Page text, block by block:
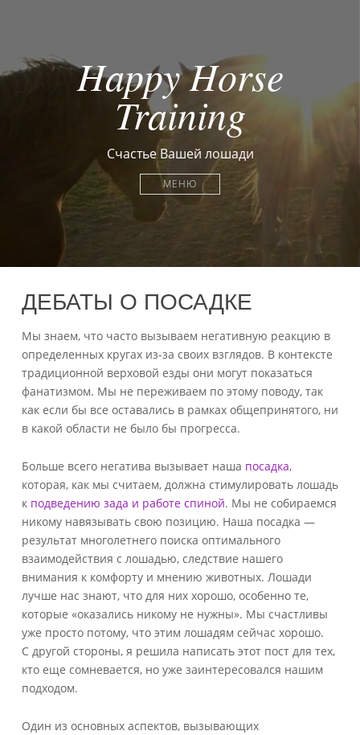
Happy Horse
Training
Счастье Вашей лошади
МЕНЮ
ДЕБАТЫ О ПОСАДКЕ
Мы знаем, что часто вызываем негативную реакцию в
определенных кругах из-за своих взглядов. В контексте
традиционной верховой езды они могут показаться
фанатизмом. Мы не переживаем по этому поводу, так
как если бы все оставались в рамках общепринятого, ни
в какой области не было бы прогресса.
Больше всего негатива вызывает наша посадка,
которая, как мы считаем, должна стимулировать лошадь
к подведению зада и работе спиной. Мы не собираемся
никому навязывать свою позицию. Наша посадка —
результат многолетнего поиска оптимального
взаимодействия с лошадью, следствие нашего
внимания к комфорту и мнению животных. Лошади
лучше нас знают, что для них хорошо, особенно те,
которые «оказались никому не нужны». Мы счастливы
уже просто потому, что этим лошадям сейчас хорошо.
С другой стороны, я решила написать этот пост для тех,
кто еще сомневается, но уже заинтересовался нашим
подходом.
Один из основных аспектов, вызывающих